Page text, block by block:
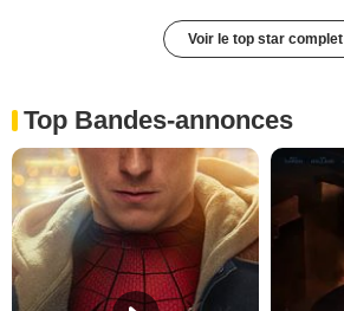
Voir le top star complet
Top Bandes-annonces